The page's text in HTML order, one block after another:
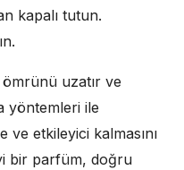
kapalı tutun.
uzatır ve
yöntemleri ile
etkileyici kalmasını
bir parfüm, doğru